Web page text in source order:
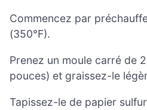
Commencez par
(350°F).
Prenez un moule carré de
pouces) et graissez-le
Tapissez-le de papier